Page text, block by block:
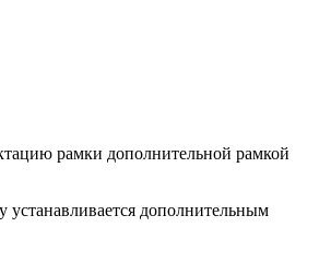
рамки дополнительной рамкой
устанавливается дополнительным